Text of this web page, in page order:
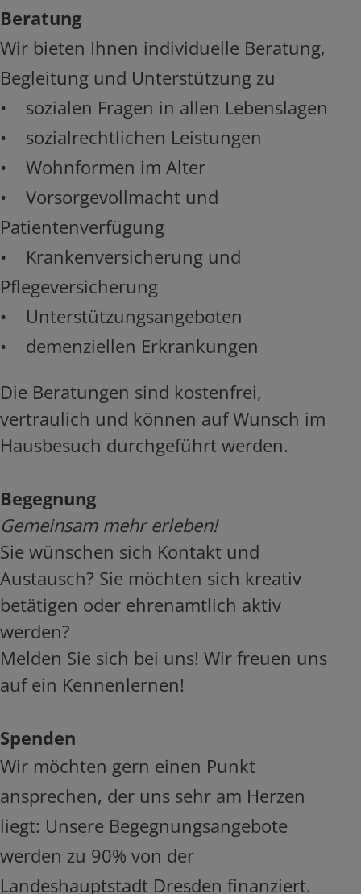
Beratung
Wir bieten Ihnen individuelle Beratung,
Begleitung und Unterstützung zu
• sozialen Fragen in allen Lebenslagen
• sozialrechtlichen Leistungen
• Wohnformen im Alter
• Vorsorgevollmacht und
Patientenverfügung
• Krankenversicherung und
Pflegeversicherung
• Unterstützungsangeboten
• demenziellen Erkrankungen
Die Beratungen sind kostenfrei,
vertraulich und können auf Wunsch im
Hausbesuch durchgeführt werden.
Begegnung
Gemeinsam mehr erleben!
Sie wünschen sich Kontakt und
Austausch? Sie möchten sich kreativ
betätigen oder ehrenamtlich aktiv
werden?
Melden Sie sich bei uns! Wir freuen uns
auf ein Kennenlernen!
Spenden
Wir möchten gern einen Punkt
ansprechen, der uns sehr am Herzen
liegt: Unsere Begegnungsangebote
werden zu 90% von der
Landeshauptstadt Dresden finanziert.